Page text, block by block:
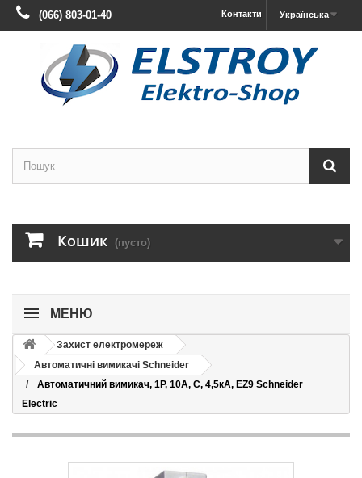
Українська
Контакти
(066) 803-01-40
Кошик (пусто)
МЕНЮ
Захист електромереж
Автоматичні вимикачі Schneider
Автоматичний вимикач, 1Р, 10А, С, 4,5кА, EZ9 Schneider
Electric